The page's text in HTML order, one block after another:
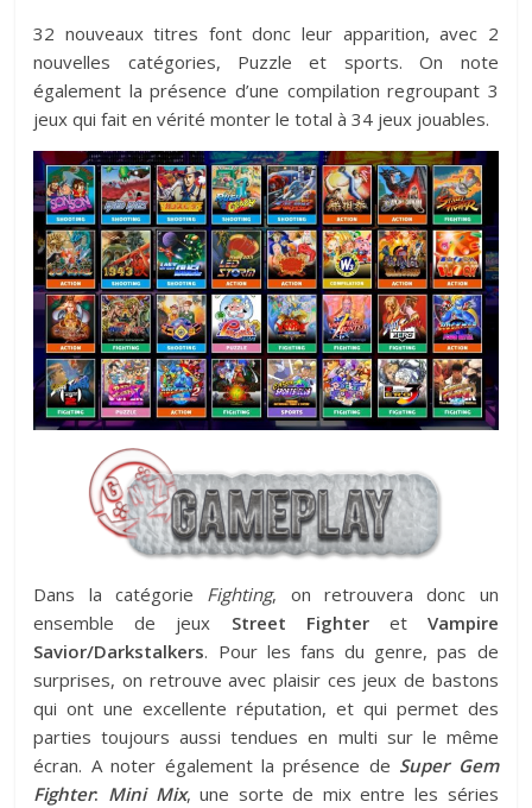
32 nouveaux titres font donc leur apparition, avec 2
nouvelles catégories, Puzzle et sports. On note
également la présence d’une compilation regroupant 3
jeux qui fait en vérité monter le total à 34 jeux jouables.
Dans la catégorie Fighting, on retrouvera donc un
ensemble de jeux Street Fighteret Vampire
Savior/Darkstalkers. Pour les fans du genre, pas de
surprises, on retrouve avec plaisir ces jeux de bastons
qui ont une excellente réputation, et qui permet des
parties toujours aussi tendues en multi sur le même
écran. A noter également la présence de Super Gem
Fighter: Mini Mix, une sorte de mix entre les séries